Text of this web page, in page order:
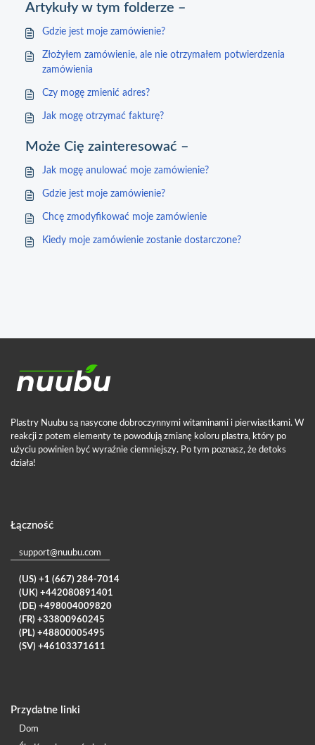
Artykuły w tym folderze –
Gdzie jest moje zamówienie?
Złożyłem zamówienie, ale nie otrzymałem potwierdzenia
zamówienia
Czy mogę zmienić adres?
Jak mogę otrzymać fakturę?
Może Cię zainteresować –
Jak mogę anulować moje zamówienie?
Gdzie jest moje zamówienie?
Chcę zmodyfikować moje zamówienie
Kiedy moje zamówienie zostanie dostarczone?
Plastry Nuubu są nasycone dobroczynnymi witaminami i pierwiastkami. W
reakcji z potem elementy te powodują zmianę koloru plastra, który po
użyciu powinien być wyraźnie ciemniejszy. Po tym poznasz, że detoks
działa!
Łączność
support@nuubu.com
(US) +1 (667) 284-7014
(UK) +442080891401
(DE) +498004009820
(FR) +33800960245
(PL) +48800005495
(SV) +46103371611
Przydatne linki
Dom